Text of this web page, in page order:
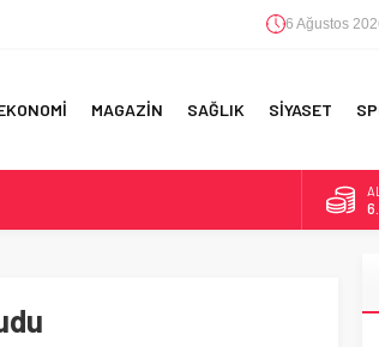
6 Ağustos
MAGAZİN SAĞLIK SİYASET